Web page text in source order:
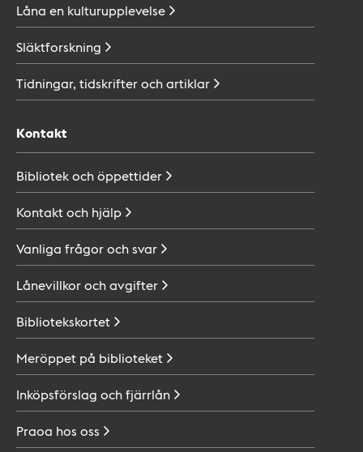
Låna en kulturupplevelse
Släktforskning
Tidningar, tidskrifter ochartiklar
Kontakt
Bibliotek ochöppettider
Kontakt och hjälp
Vanliga frågor ochsvar
Lånevillkor ochavgifter
Bibliotekskortet
Meröppet på biblioteket
Inköpsförslag ochfjärrlån
Praoa hos oss